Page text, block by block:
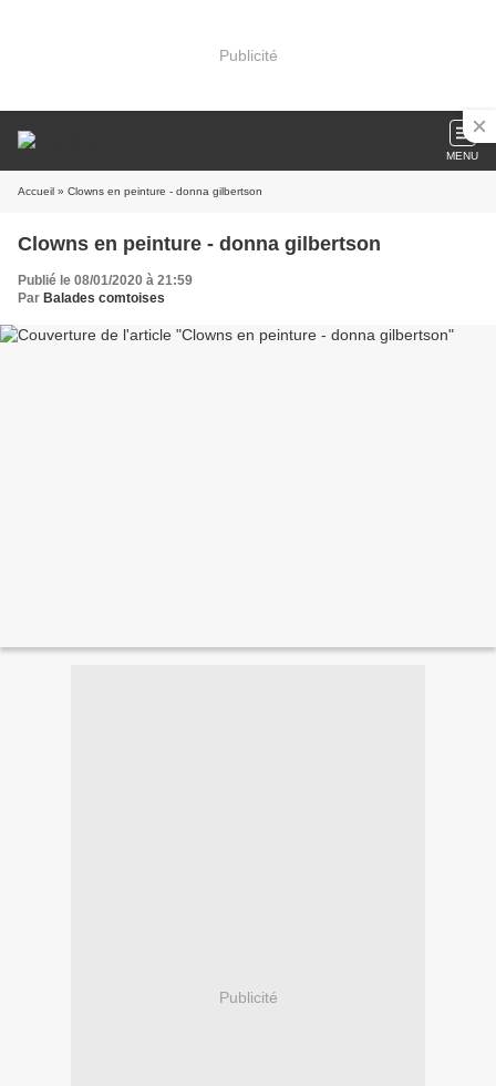
Publicité
MENU
Accueil » Clowns en peinture - donna gilbertson
Clowns en peinture - donna gilbertson
Publié le 08/01/2020 à 21:59
Par Balades comtoises
Publicité